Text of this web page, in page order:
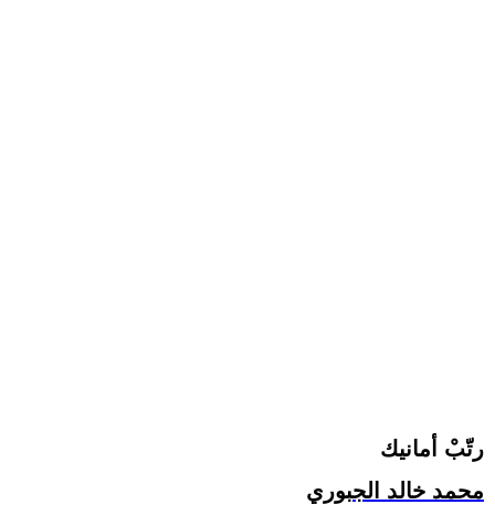
رتّبْ أمانيك
محمد خالد الجبوري